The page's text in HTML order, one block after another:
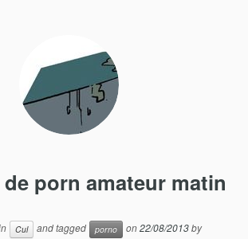
porn amateur matin
Cul and tagged porno on22/08/2013by